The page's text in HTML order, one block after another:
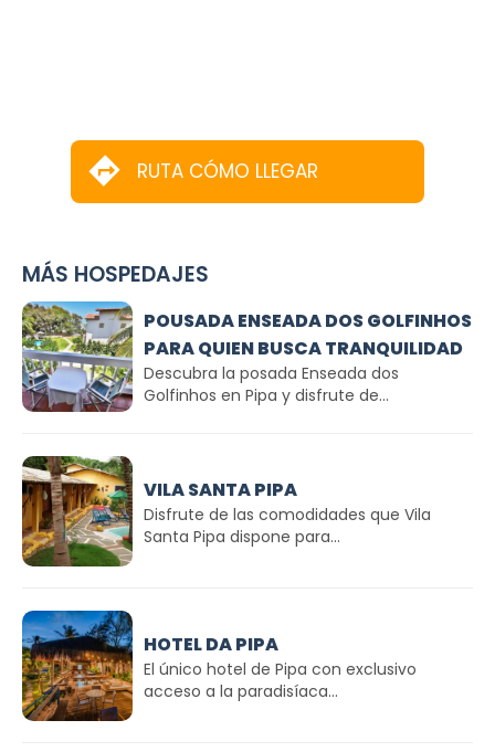
RUTA CÓMO LLEGAR
MÁS HOSPEDAJES
POUSADA ENSEADA DOS GOLFINHOS
PARA QUIEN BUSCA TRANQUILIDAD
Descubra la posada Enseada dos
Golfinhos en Pipa y disfrute de...
VILA SANTA PIPA
Disfrute de las comodidades que Vila
Santa Pipa dispone para...
HOTEL DA PIPA
El único hotel de Pipa con exclusivo
acceso a la paradisíaca...